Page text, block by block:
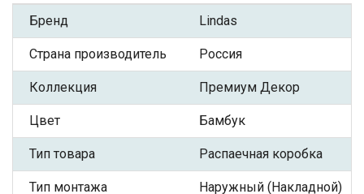
Бренд Lindas
Страна производитель Россия
Коллекция Премиум Декор
Цвет Бамбук
Тип товара Распаечная коробка
Тип монтажа Наружный (Накладной)